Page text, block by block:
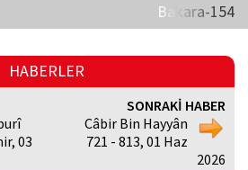
Bakara-154
HABERLER
03
SONRAKİ HABER
Câbir Bin Hayyân
721 - 813, 01 Haz
2026